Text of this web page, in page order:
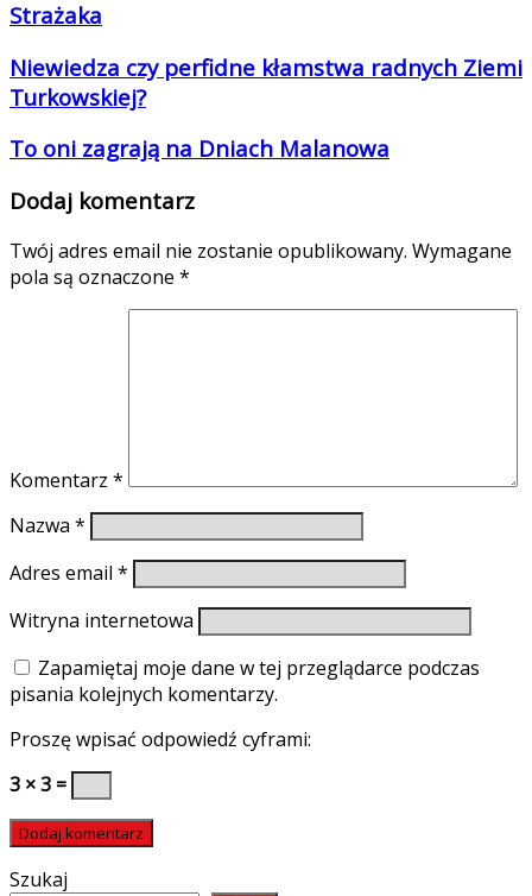
Strażaka
Niewiedza czy perfidne kłamstwa radnych Ziemi
Turkowskiej?
To oni zagrają na Dniach Malanowa
Dodaj komentarz
Twój adres email nie zostanie opublikowany. Wymagane
pola są oznaczone *
Komentarz *
Nazwa *
Adres email *
Witryna internetowa
Zapamiętaj moje dane w tej przeglądarce podczas
pisania kolejnych komentarzy.
Proszę wpisać odpowiedź cyframi:
3 × 3 =
Szukaj